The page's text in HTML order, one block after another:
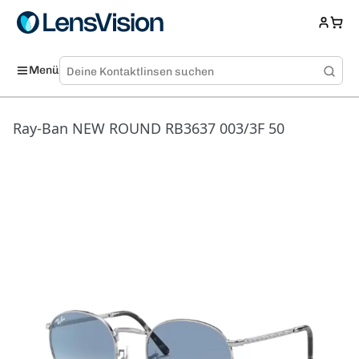
Menü
Ray-Ban NEW ROUND RB3637 003/3F 50